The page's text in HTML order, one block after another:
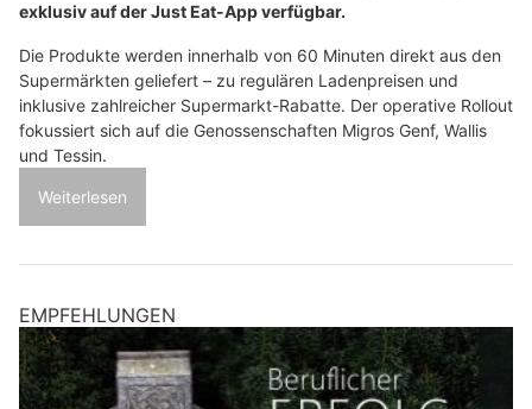
exklusiv auf der Just Eat-App verfügbar.
Die Produkte werden innerhalb von 60 Minuten direkt aus den
Supermärkten geliefert – zu regulären Ladenpreisen und
inklusive zahlreicher Supermarkt-Rabatte. Der operative Rollout
fokussiert sich auf die Genossenschaften Migros Genf, Wallis
und Tessin.
Weiterlesen
EMPFEHLUNGEN